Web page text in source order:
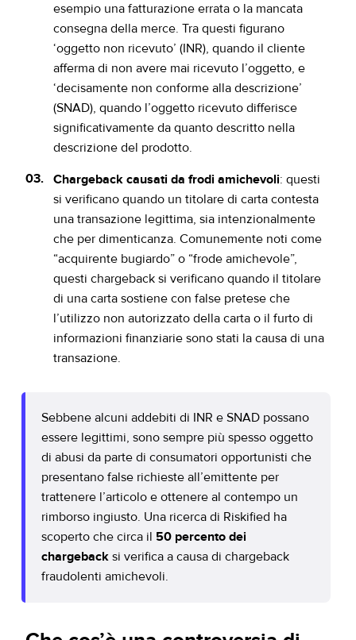
esempio una fatturazione errata o la mancata
consegna della merce. Tra questi figurano
‘oggetto non ricevuto’ (INR), quando il cliente
afferma di non avere mai ricevuto l’oggetto, e
‘decisamente non conforme alla descrizione’
(SNAD), quando l’oggetto ricevuto differisce
significativamente da quanto descritto nella
descrizione del prodotto.
Chargeback causati da frodi amichevoli: questi
si verificano quando un titolare di carta contesta
una transazione legittima, sia intenzionalmente
che per dimenticanza. Comunemente noti come
“acquirente bugiardo” o “frode amichevole”,
questi chargeback si verificano quando il titolare
di una carta sostiene con false pretese che
l’utilizzo non autorizzato della carta o il furto di
informazioni finanziarie sono stati la causa di una
transazione.
Sebbene alcuni addebiti di INR e SNAD possano
essere legittimi, sono sempre più spesso oggetto
di abusi da parte di consumatori opportunisti che
presentano false richieste all’emittente per
trattenere l’articolo e ottenere al contempo un
rimborso ingiusto. Una ricerca di Riskified ha
scoperto che circa il 50 percento dei
chargeback si verifica a causa di chargeback
fraudolenti amichevoli.